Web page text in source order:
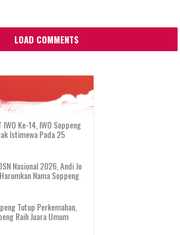
LOAD COMMENTS
Ke-14, IWO Soppeng
Istimewa Pada 25
Nasional 2026, Andi Jo
Nama Soppeng
Tutup Perkemahan,
Raih Juara Umum